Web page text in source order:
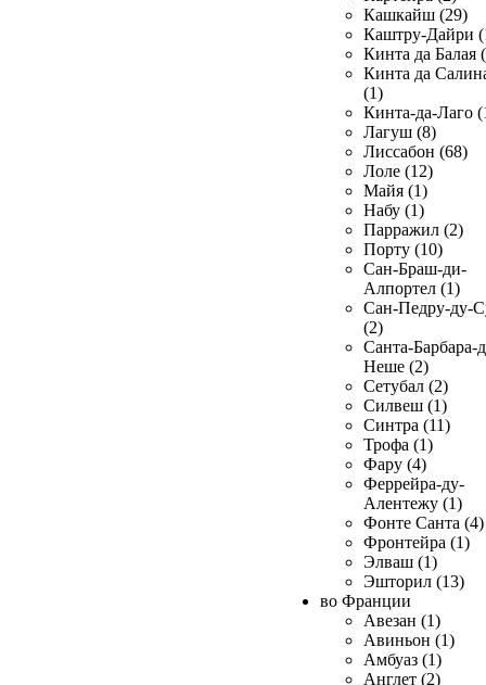
Кашкайш (29)
Каштру-Дайри
Кинта да Балая
Кинта да
(1)
Кинта-да-Лаго
Лагуш (8)
Лиссабон (68)
Лоле (12)
Майя (1)
Набу (1)
Парражил (2)
Порту (10)
Сан-Браш-ди-
Алпортел (1)
Сан-Педру-ду-
(2)
Санта-Барбара-
Неше (2)
Сетубал (2)
Силвеш (1)
Синтра (11)
Трофа (1)
Фару (4)
Феррейра-ду-
Алентежу (1)
Фонте Санта (4)
Фронтейра (1)
Элваш (1)
Эшторил (13)
во Франции
Авезан (1)
Авиньон (1)
Амбуаз (1)
Англет (2)